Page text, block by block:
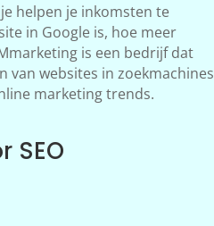
helpen je inkomsten te
in Google is, hoe meer
is een bedrijf dat
van websites in zoekmachines
marketing trends.
SEO